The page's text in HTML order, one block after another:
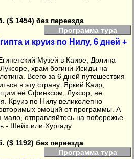
($ 1454) без переезда
Программа тура
и круиз по Нилу, 6 дней +
Музей в Каире, Долина
храм богини Исиды на
Всего за 6 дней путешествия
в эту страну. Яркий Каир,
её Сфинксом, Луксор, не
Круиз по Нилу великолепно
эмоций от программы. А
мало, отправляйтесь на побережье
- Шейх или Хургаду.
($ 1192) без переезда
Программа тура